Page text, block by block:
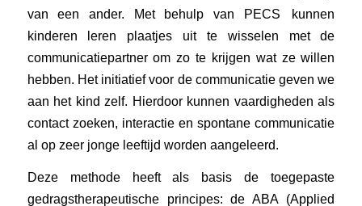
van een ander. Met behulp van PECS kunnen
kinderen leren plaatjes uit te wisselen met de
communicatiepartner om zo te krijgen wat ze willen
hebben. Het initiatief voor de communicatie geven we
aan het kind zelf. Hierdoor kunnen vaardigheden als
contact zoeken, interactie en spontane communicatie
al op zeer jonge leeftijd worden aangeleerd.
Deze methode heeft als basis de toegepaste
gedragstherapeutische principes: de ABA (Applied